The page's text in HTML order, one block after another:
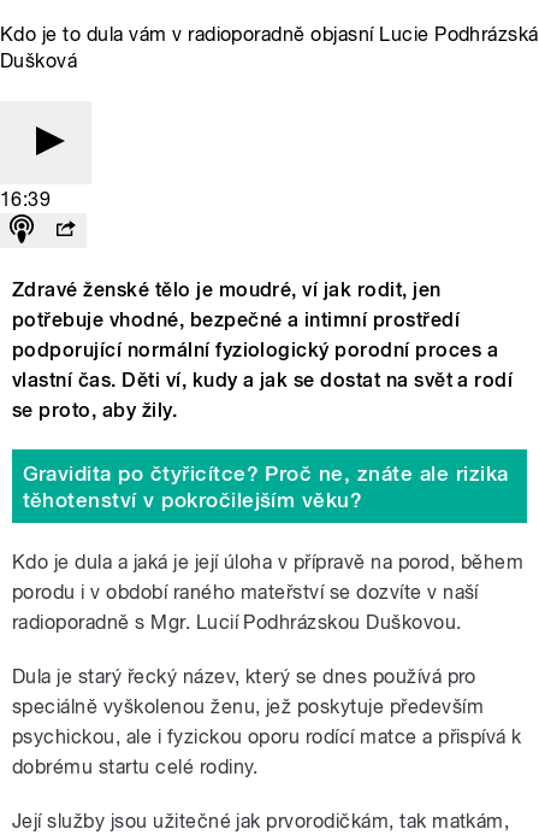
Kdo je to dula vám v radioporadně objasní Lucie Podhrázská
Dušková
16:39
Zdravé ženské tělo je moudré, ví jak rodit, jen
potřebuje vhodné, bezpečné a intimní prostředí
podporující normální fyziologický porodní proces a
vlastní čas. Děti ví, kudy a jak se dostat na svět a rodí
se proto, aby žily.
Gravidita po čtyřicítce? Proč ne, znáte ale rizika
těhotenství v pokročilejším věku?
Kdo je dula a jaká je její úloha v přípravě na porod, během
porodu i v období raného mateřství se dozvíte v naší
radioporadně s Mgr. Lucií Podhrázskou Duškovou.
Dula je starý řecký název, který se dnes používá pro
speciálně vyškolenou ženu, jež poskytuje především
psychickou, ale i fyzickou oporu rodící matce a přispívá k
dobrému startu celé rodiny.
Její služby jsou užitečné jak prvorodičkám, tak matkám,